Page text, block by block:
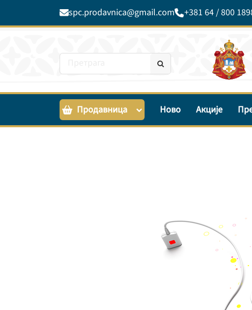
spc.prodavnica@gmail.com +381 64 / 800
Продавница Ново Акције